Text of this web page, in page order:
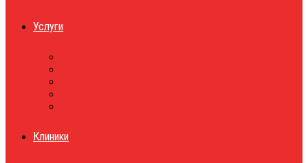
Услуги
Клиники